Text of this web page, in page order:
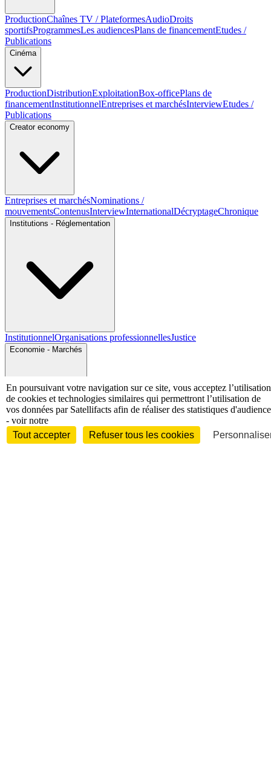
ProductionChaînes TV / PlateformesAudioDroits
sportifsProgrammesLes audiencesPlans de financementEtudes /
Publications
Cinéma
ProductionDistributionExploitationBox-officePlans de
financementInstitutionnelEntreprises et marchésInterviewEtudes /
Publications
Creator economy
Entreprises et marchésNominations /
mouvementsContenusInterviewInternationalDécryptageChronique
Institutions - Réglementation
InstitutionnelOrganisations professionnellesJustice
Economie - Marchés
Entreprises et marchés TélécomsTechnologiesIndustries
techniquesDiversifications
En poursuivant votre navigation sur ce site, vous acceptez l’utilisation
de cookies et technologies similaires qui permettront l’utilisation de
vos données par Satellifacts afin de réaliser des statistiques d'audience
- voir notre
Tout accepter
Refuser tous les cookies